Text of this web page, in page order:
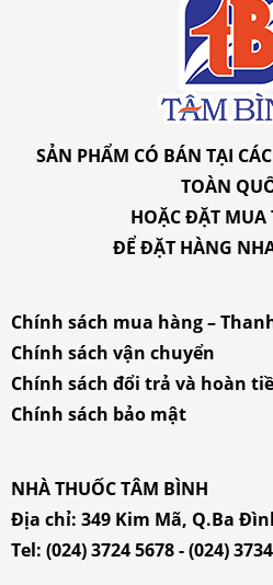
SẢN PHẨM CÓ BÁN TẠI
TOÀN
HOẶC ĐẶT MUA
ĐỂ ĐẶT HÀNG
NHÀ THUỐC TÂM BÌNH
Địa chỉ: 349 Kim Mã, Q.Ba
Tel: (024) 3724 5678-(024)
Chính sách mua hàng –
Chính sách vận chuyển
Chính sách đổi trả và hoàn
Chính sách bảo mật